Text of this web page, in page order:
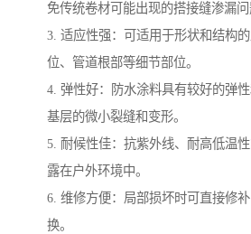
免传统卷材可能出现的搭接缝渗漏问
3. 适应性强：可适用于形状和结构
位、管道根部等细节部位。
4. 弹性好：防水涂料具有较好的弹
基层的微小裂缝和变形。
5. 耐候性佳：抗紫外线、耐高低温
露在户外环境中。
6. 维修方便：局部损坏时可直接修
换。